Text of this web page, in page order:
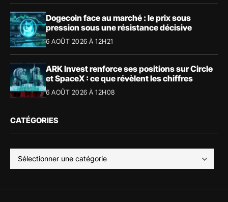
Dogecoin face au marché : le prix sous
pression sous une résistance décisive
6 AOÛT 2026 À 12H21
ARK Invest renforce ses positions sur Circle
et SpaceX : ce que révèlent les chiffres
6 AOÛT 2026 À 12H08
CATÉGORIES